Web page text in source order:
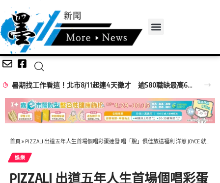
暑期找工作看這！北市8/11起連4天徵才 逾580職缺最高6萬元
首頁 » PIZZALI 出道五年人生首場個唱彩蛋連發 唱「脫」俱佳放送福利 洋蔥 JOYCE 就以斯接力助陣掀最高潮
娛樂
PIZZALI 出道五年人生首場個唱彩蛋